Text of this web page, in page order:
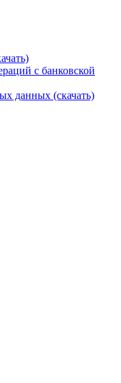
с банковской
данных (скачать)